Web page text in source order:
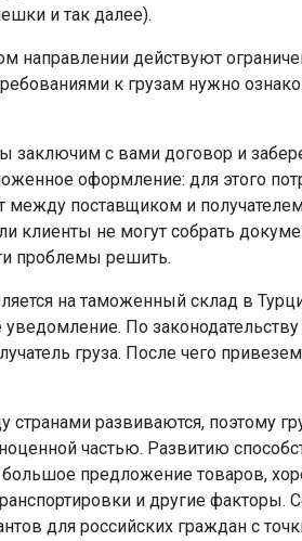
и так далее).
направлении действуют
к грузам нужно
заключим с вами договор и
оформление: для этого
между поставщиком и
клиенты не могут собрать
проблемы решить.
на таможенный склад в
По
груза. После чего
развиваются, поэтому
частью. Развитию
большое предложение товаров,
и другие факторы.
для российских граждан с